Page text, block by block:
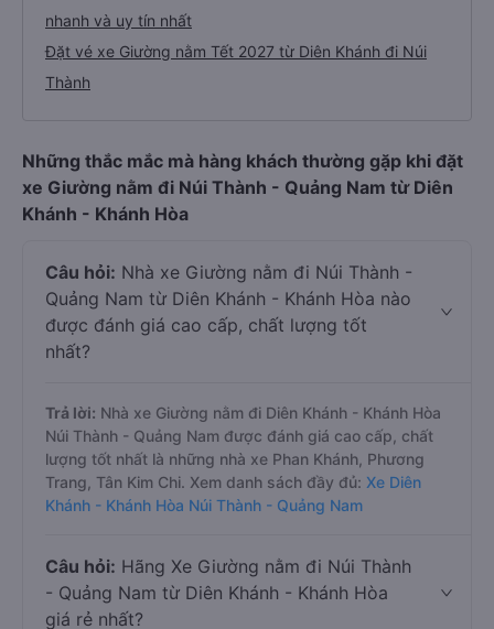
nhanh và uy tín nhất
Đặt vé xe Giường nằm Tết 2027 từ Diên Khánh đi Núi
Thành
Những thắc mắc mà hàng khách thường gặp khi đặt
xe Giường nằm đi Núi Thành - Quảng Nam từ Diên
Khánh - Khánh Hòa
Câu hỏi: Nhà xe Giường nằm đi Núi Thành -
Quảng Nam từ Diên Khánh - Khánh Hòa nào
được đánh giá cao cấp, chất lượng tốt
nhất?
Trả lời: Nhà xe Giường nằm đi Diên Khánh - Khánh Hòa
Núi Thành - Quảng Nam được đánh giá cao cấp, chất
lượng tốt nhất là những nhà xe Phan Khánh, Phương
Trang, Tân Kim Chi. Xem danh sách đầy đủ: Xe Diên
Khánh - Khánh Hòa Núi Thành - Quảng Nam
Câu hỏi: Hãng Xe Giường nằm đi Núi Thành
- Quảng Nam từ Diên Khánh - Khánh Hòa
giá rẻ nhất?